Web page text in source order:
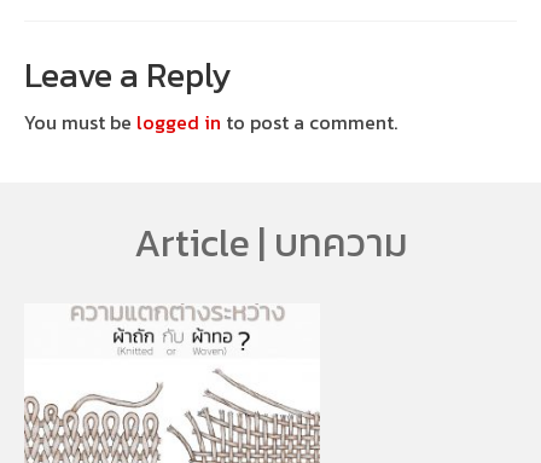
Leave a Reply
You must be logged in to post a comment.
Article | บทความ